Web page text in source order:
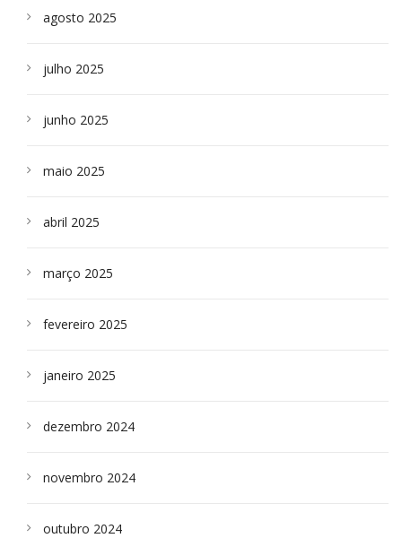
agosto 2025
julho 2025
junho 2025
maio 2025
abril 2025
março 2025
fevereiro 2025
janeiro 2025
dezembro 2024
novembro 2024
outubro 2024